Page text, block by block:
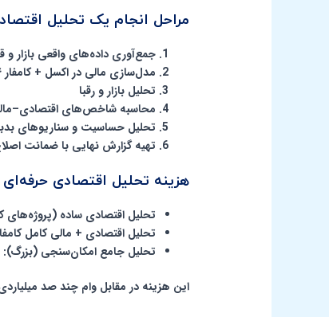
مراحل انجام یک تحلیل
جمع‌آوری داده‌های واقعی بازار و
مدل‌سازی مالی در اکسل + کامفار ۳.۴
تحلیل بازار و رقبا
محاسبه شاخص‌های
تحلیل حساسیت و سناریوهای
تهیه گزارش نهایی با ضمانت
هزینه تحلیل اقتصادی حرفه‌ای در
تحلیل اقتصادی ساده (پروژه‌های کوچک): ۲۵–۴۵
تحلیل اقتصادی + مالی کامل کامفار (پروژه
تحلیل جامع امکان‌سنجی (بزرگ): ۱۴۰ میلیون به بالا
این هزینه در مقابل وام چند صد